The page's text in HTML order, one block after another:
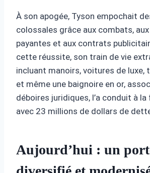
À son apogée, Tyson empochait
colossales grâce aux combats,
payantes et aux contrats
cette réussite, son train de vie
incluant manoirs, voitures de luxe,
et même une baignoire en or,
déboires juridiques, l’a conduit à
avec 23 millions de dollars de
Aujourd’hui : un